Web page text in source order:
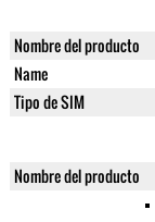
Nombre del producto
Name
Tipo de SIM
Nombre del producto